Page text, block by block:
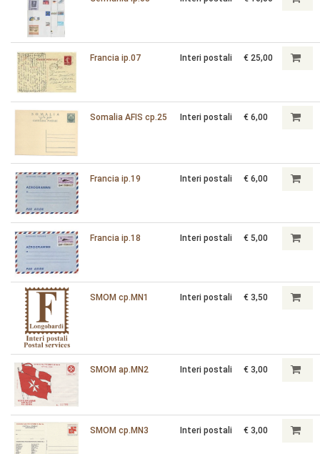
Francia ip.07 Interi postali € 25,00
Somalia AFIS cp.25 Interi postali € 6,00
Francia ip.19 Interi postali € 6,00
Francia ip.18 Interi postali € 5,00
SMOM cp.MN1 Interi postali € 3,50
SMOM ap.MN2 Interi postali € 3,00
SMOM cp.MN3 Interi postali € 3,00